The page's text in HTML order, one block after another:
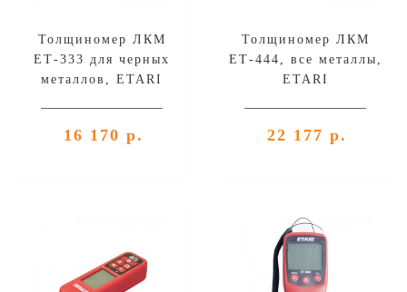
Толщиномер ЛКМ
ЕТ-333 для черных
металлов, ETARI
16 170 р.
Толщиномер ЛКМ
ЕТ-444, все металлы,
ETARI
22 177 р.